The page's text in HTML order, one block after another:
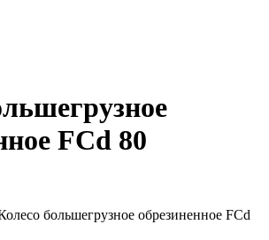
FCd 80
большегрузное обрезиненное FCd